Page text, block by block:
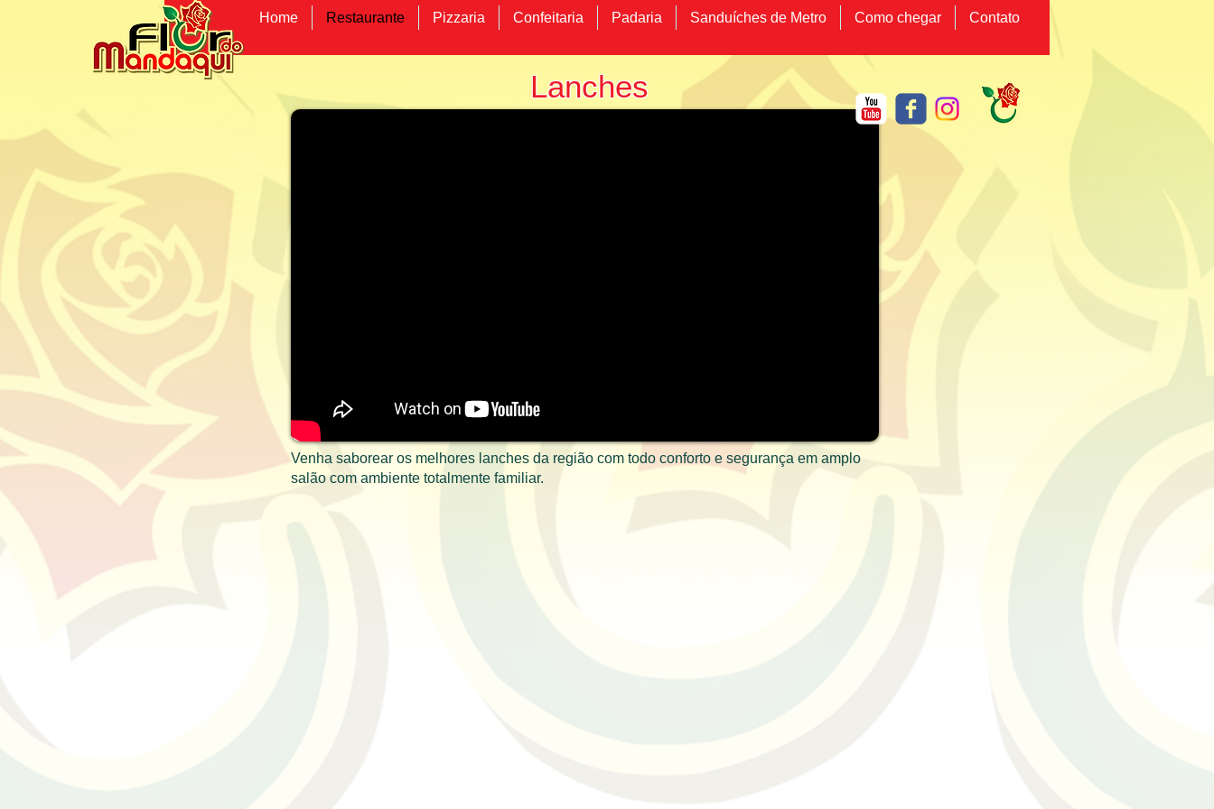
Home Restaurante Pizzaria Confeitaria Padaria Sanduíches de Metro Como chegar Contato
Lanches
Venha saborear os melhores lanches da região com todo conforto e segurança em amplo
salão com ambiente totalmente familiar.